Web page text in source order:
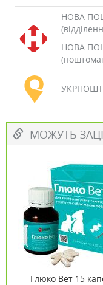
НОВА
НОВА
МОЖУТЬ
Глюко Вет 15